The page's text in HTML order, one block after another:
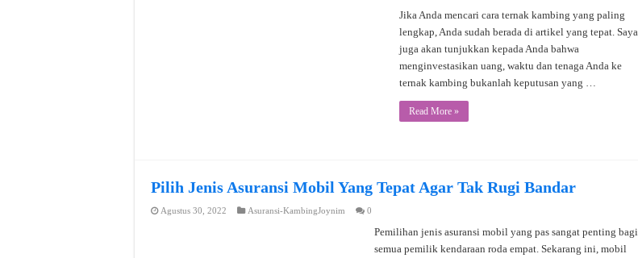
Jika Anda mencari cara ternak kambing yang paling
lengkap, Anda sudah berada di artikel yang tepat. Saya
juga akan tunjukkan kepada Anda bahwa
menginvestasikan uang, waktu dan tenaga Anda ke
ternak kambing bukanlah keputusan yang …
Read More »
Pilih Jenis Asuransi Mobil Yang Tepat Agar Tak Rugi Bandar
Agustus 30, 2022 Asuransi-KambingJoynim 0
Pemilihan jenis asuransi mobil yang pas sangat penting bagi
semua pemilik kendaraan roda empat. Sekarang ini, mobil